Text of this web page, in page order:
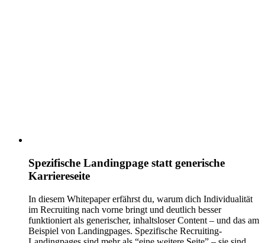
Spezifische Landingpage statt generische
Karriereseite
In diesem Whitepaper erfährst du, warum dich Individualität
im Recruiting nach vorne bringt und deutlich besser
funktioniert als generischer, inhaltsloser Content – und das am
Beispiel von Landingpages. Spezifische Recruiting-